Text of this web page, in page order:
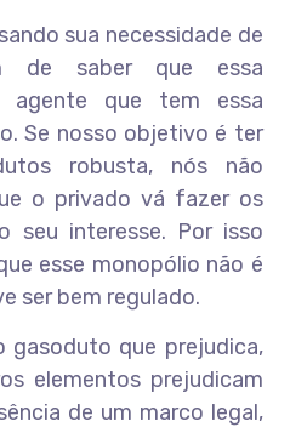
sua necessidade de
de saber que essa
agente que tem essa
Se nosso objetivo é ter
robusta, nós não
o privado vá fazer os
seu interesse. Por isso
esse monopólio não é
ser bem regulado.
gasoduto que prejudica,
elementos prejudicam
de um marco legal,